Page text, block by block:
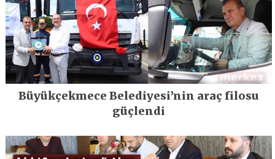
Büyükçekmece Belediyesi’nin araç filosu
güçlendi